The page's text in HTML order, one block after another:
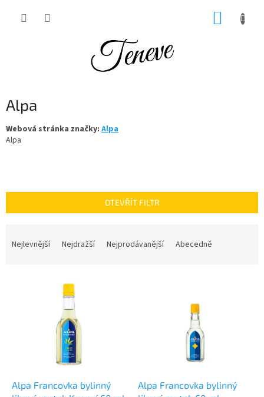
Alpa
Webová stránka značky: Alpa
Alpa
OTEVŘÍT FILTR
Nejlevnější Nejdražší Nejprodávanější Abecedně
Alpa Francovka bylinný
Alpa Francovka bylinný